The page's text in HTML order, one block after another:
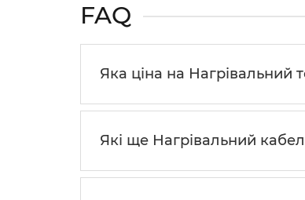
FAQ
Яка ціна на Нагрівальний
Які ще Нагрівальний